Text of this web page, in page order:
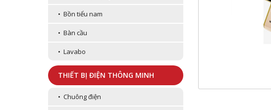
• Bồn tiểu nam
• Bàn cầu
• Lavabo
THIẾT BỊ ĐIỆN THÔNG MINH
• Chuông điện